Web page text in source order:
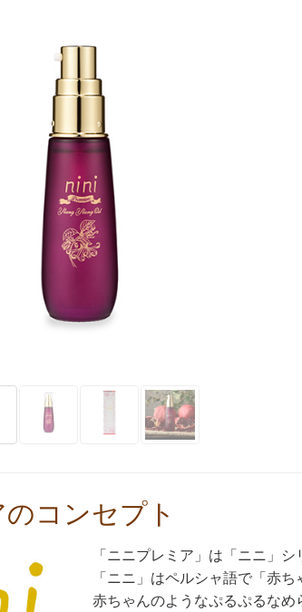
コンセプト
「ニニプレミア」は「ニニ」シ
「ニニ」はペルシャ語で「赤ち
赤ちゃんのようなぷるぷるなめ